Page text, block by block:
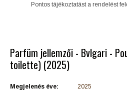
Pontos tájékoztatást a rendelést
Parfüm jellemzői - Bvlgari -
toilette) (2025)
Megjelenés éve:
2025